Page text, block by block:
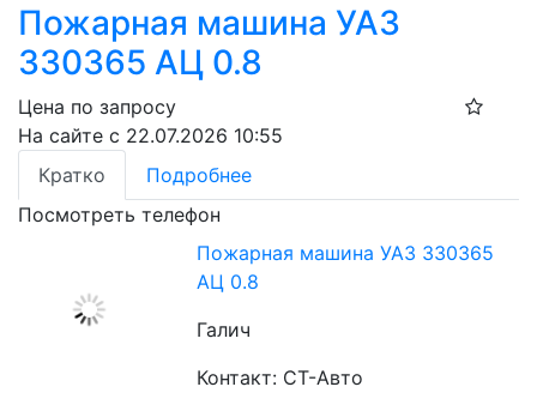
Пожарная машина УАЗ
330365 АЦ 0.8
Цена по запросу
На сайте с 22.07.2026 10:55
Кратко
Подробнее
Посмотреть телефон
Пожарная машина УАЗ 330365
АЦ 0.8
Галич
Контакт: СТ-Авто